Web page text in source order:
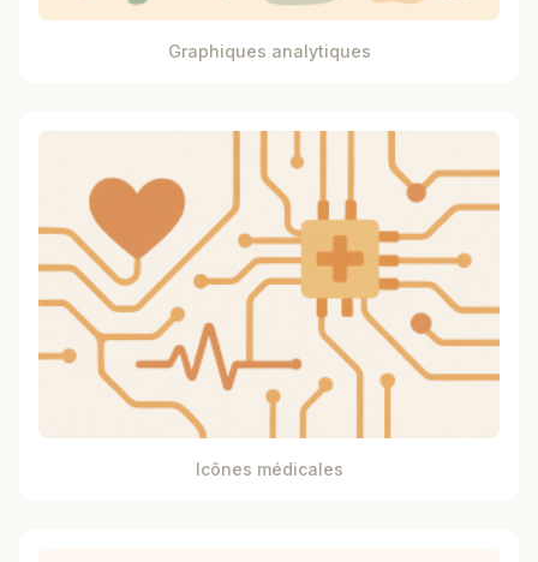
Graphiques analytiques
Icônes médicales